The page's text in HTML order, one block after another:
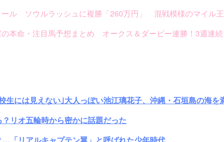
ル ソウルラッシュに複勝「260万円」 混戦模様のマイル王
本命・注目馬予想まとめ オークス＆ダービー連勝！3週連
には見えない｣大人っぽい池江璃花子、沖縄・石垣島の海を
リオ五輪時から密かに話題だった
「リアルキャプテン翼」と呼ばれた少年時代